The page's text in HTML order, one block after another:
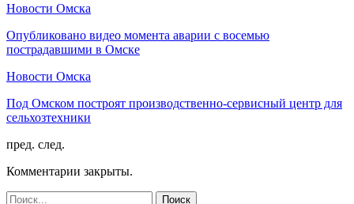
Новости Омска
Опубликовано видео момента аварии с восемью
пострадавшими в Омске
Новости Омска
Под Омском построят производственно-сервисный центр для
сельхозтехники
пред. след.
Комментарии закрыты.